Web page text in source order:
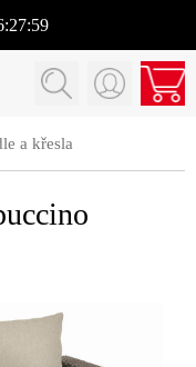
a křesla